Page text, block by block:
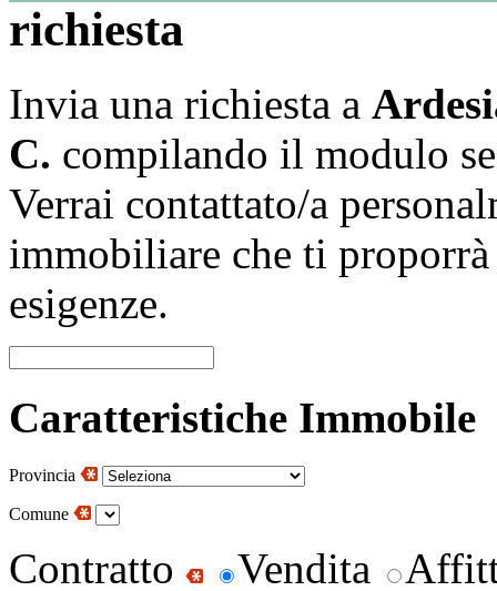
richiesta
Invia una richiesta a
C. compilando il modulo
Verrai contattato/a
immobiliare che ti
esigenze.
Caratteristiche Immobile
Provincia
Comune
Contratto Vendita